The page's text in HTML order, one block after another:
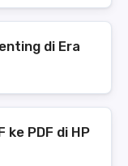
di Era
ke PDF di HP